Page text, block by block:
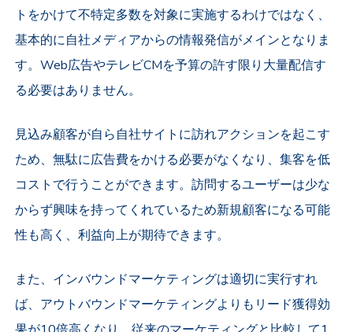
トをかけて不特定多数を対象に実施するわけではなく、
基本的に自社メディアからの情報発信がメインとなりま
す。Web広告やテレビCMを予算の許す限り大量配信す
る必要はありません。
見込み顧客が自ら自社サイトに訪れアクションを起こす
ため、無駄に広告費をかける必要がなくなり、集客を低
コストで行うことができます。訪問するユーザーは少な
からず興味を持ってくれているため新規顧客になる可能
性も高く、利益向上が期待できます。
また、インバウンドマーケティングは適切に実行すれ
ば、アウトバウンドマーケティングよりもリード獲得効